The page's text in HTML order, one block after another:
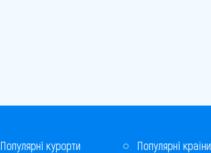
Популярні курорти Популярні країни